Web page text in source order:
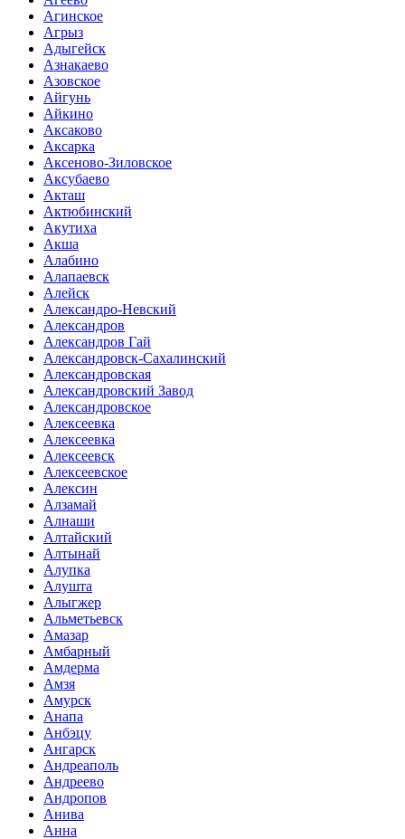
Агинское
Агрыз
Адыгейск
Азнакаево
Азовское
Айгунь
Айкино
Аксаково
Аксарка
Аксеново-Зиловское
Аксубаево
Акташ
Актюбинский
Акутиха
Акша
Алабино
Алапаевск
Алейск
Александро-Невский
Александров
Александров Гай
Александровск-Сахалинский
Александровская
Александровский Завод
Александровское
Алексеевка
Алексеевка
Алексеевск
Алексеевское
Алексин
Алзамай
Алнаши
Алтайский
Алтынай
Алупка
Алушта
Алыгжер
Альметьевск
Амазар
Амбарный
Амдерма
Амзя
Амурск
Анапа
Анбэцу
Ангарск
Андреаполь
Андреево
Андропов
Анива
Анна